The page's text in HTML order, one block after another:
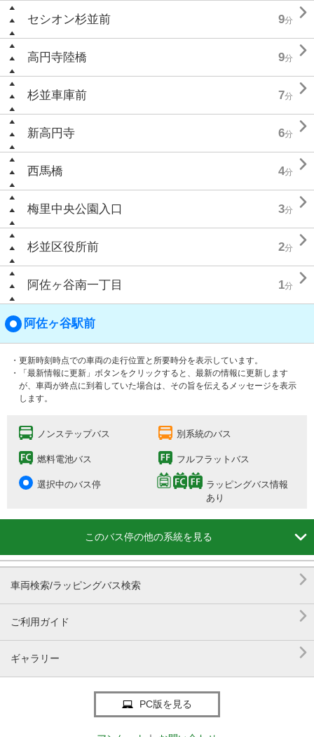
セシオン杉並前 9分 
高円寺陸橋 9分 
杉並車庫前 7分 
新高円寺 6分 
西馬橋 4分 
梅里中央公園入口 3分 
杉並区役所前 2分 
阿佐ヶ谷南一丁目 1分 
阿佐ヶ谷駅前
・更新時刻時点での車両の走行位置と所要時分を表示しています。
・「最新情報に更新」ボタンをクリックすると、最新の情報に更新します
が、車両が終点に到着していた場合は、その旨を伝えるメッセージを表示
します。
ノンステップバス 別系統のバス
燃料電池バス フルフラットバス
選択中のバス停
ラッピングバス情報
あり
このバス停の他の系統を見る 
車両検索/ラッピングバス検索 
ご利用ガイド 
ギャラリー 
PC版を見る